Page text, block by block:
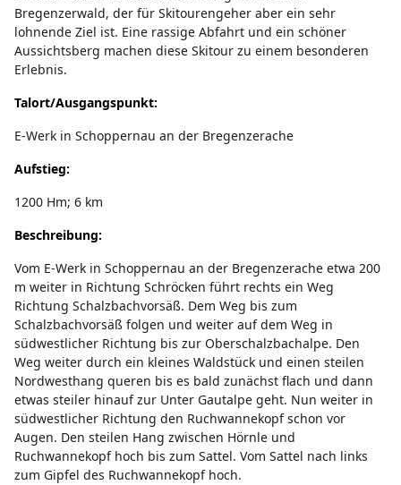
Bregenzerwald, der für Skitourengeher aber ein sehr
lohnende Ziel ist. Eine rassige Abfahrt und ein schöner
Aussichtsberg machen diese Skitour zu einem besonderen
Erlebnis.
Talort/Ausgangspunkt:
E-Werk in Schoppernau an der Bregenzerache
Aufstieg:
1200 Hm; 6 km
Beschreibung:
Vom E-Werk in Schoppernau an der Bregenzerache etwa 200
m weiter in Richtung Schröcken führt rechts ein Weg
Richtung Schalzbachvorsäß. Dem Weg bis zum
Schalzbachvorsäß folgen und weiter auf dem Weg in
südwestlicher Richtung bis zur Oberschalzbachalpe. Den
Weg weiter durch ein kleines Waldstück und einen steilen
Nordwesthang queren bis es bald zunächst flach und dann
etwas steiler hinauf zur Unter Gautalpe geht. Nun weiter in
südwestlicher Richtung den Ruchwannekopf schon vor
Augen. Den steilen Hang zwischen Hörnle und
Ruchwannekopf hoch bis zum Sattel. Vom Sattel nach links
zum Gipfel des Ruchwannekopf hoch.